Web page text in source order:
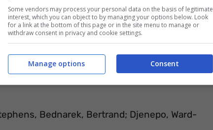
Bednarek, Bertrand; Djenepo, Ward-
Some vendors may process your personal data on the basis of legitimate
interest, which you can object to by managing your options below. Look
for a link at the bottom of this page or in the site menu to manage or
withdraw consent in privacy and cookie settings.
Consent
Manage options